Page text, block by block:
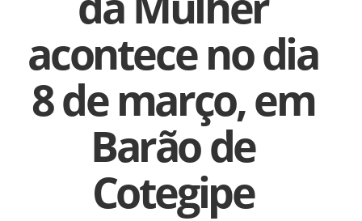
acontece no dia
8 de março, em
Barão de
Cotegipe